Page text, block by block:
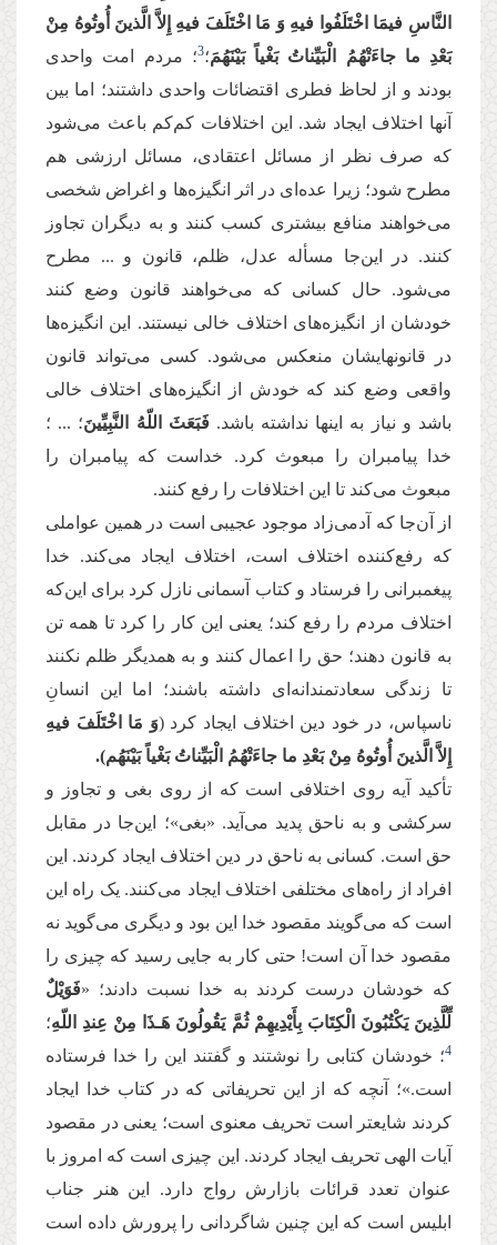
النَّاسِ فیمَا اخْتَلَفُوا فیهِ وَ مَا اخْتَلَفَ فیهِ إِلاَّ الَّذینَ أُوتُوهُ مِنْ
بَعْدِ ما جاءَتْهُمُ الْبَیِّناتُ بَغْیاً بَیْنَهُم‏َ؛3؛ مردم امت واحدی
بودند و از لحاظ فطری اقتضائات واحدی داشتند؛ اما بین
آنها اختلاف ایجاد شد. این اختلافات کم‌کم باعث می‌شود
که صرف نظر از مسائل اعتقادی، مسائل ارزشی هم
مطرح شود؛ زیرا عده‌ای در اثر انگیزه‌ها و اغراض شخصی
می‌خواهند منافع بیشتری کسب کنند و به دیگران تجاوز
کنند. در این‌جا مسأله عدل، ظلم، قانون و ... مطرح
می‌شود. حال کسانی که می‌خواهند قانون وضع کنند
خودشان از انگیزه‌های اختلاف خالی نیستند. این انگیزه‌ها
در قانونهایشان منعکس می‌شود. کسی می‌تواند قانون
واقعی وضع کند که خودش از انگیزه‌های اختلاف خالی
باشد و نیاز به اینها نداشته باشد.فَبَعَثَ اللّهُ النَّبِیِّینَ؛ ... ؛
خدا پیامبران را مبعوث کرد. خداست که پیامبران را
مبعوث می‌کند تا این اختلافات را رفع کنند.
از آن‌جا که آدمی‌زاد موجود عجیبی است در همین عواملی
که رفع‌کننده اختلاف است، اختلاف ایجاد می‌کند. خدا
پیغمبرانی را فرستاد و کتاب آسمانی نازل کرد برای این‌که
اختلاف مردم را رفع کند؛ یعنی این کار را کرد تا همه تن
به قانون دهند؛ حق را اعمال کنند و به همدیگر ظلم نکنند
تا زندگی سعادتمندانه‌ای داشته باشند؛ اما این انسانِ
ناسپاس، در خود دین اختلاف ایجاد کرد (وَ مَا اخْتَلَفَ فیهِ
إِلاَّ الَّذینَ أُوتُوهُ مِنْ بَعْدِ ما جاءَتْهُمُ الْبَیِّناتُ بَغْیاً بَیْنَهُم).
تأکید آیه روی اختلافی است که از روی بغی و تجاوز و
سرکشی و به ناحق پدید می‌آید. «بغی»؛ این‌جا در مقابل
حق است. کسانی به ناحق در دین اختلاف ایجاد کردند. این
افراد از راه‌های مختلفی اختلاف ایجاد می‌کنند. یک راه این
است که می‌گویند مقصود خدا این بود و دیگری می‌گوید نه
مقصود خدا آن است! حتی کار به جایی رسید که چیزی را
که خودشان درست کردند به خدا نسبت دادند؛ «فَوَیْلٌ
لِّلَّذِینَ یَكْتُبُونَ الْكِتَابَ بِأَیْدِیهِمْ ثُمَّ یَقُولُونَ هَـذَا مِنْ عِندِ اللّهِ؛
4؛ خودشان کتابی را نوشتند و گفتند این را خدا فرستاده
است.»؛ آنچه که از این تحریفاتی که در کتاب خدا ایجاد
کردند شایعتر است تحریف معنوی است؛ یعنی در مقصود
آیات الهی تحریف ایجاد کردند. این چیزی است که امروز با
عنوان تعدد قرائات بازارش رواج دارد. این هنر جناب
ابلیس است که این چنین شاگردانی را پرورش داده است